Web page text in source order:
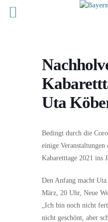
Uta
Bedingt durch die
einige
Kabaretttage 2021 ins
Den Anfang macht
März, 20 Uhr, Neue
„Ich bin noch nicht
nicht geschönt, aber